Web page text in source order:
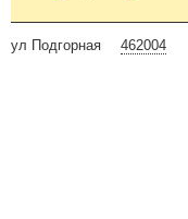
462004
ул Подгорная